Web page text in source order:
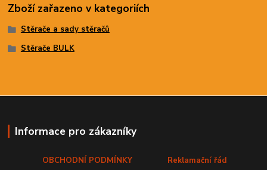
Zboží zařazeno v kategoriích
Stěrače a sady stěračů
Stěrače BULK
Informace pro zákazníky
OBCHODNÍ PODMÍNKY
Reklamační řád